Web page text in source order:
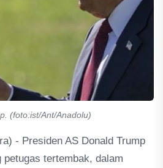
(foto:ist/Ant/Anadolu)
- Presiden AS Donald Trump
petugas tertembak, dalam